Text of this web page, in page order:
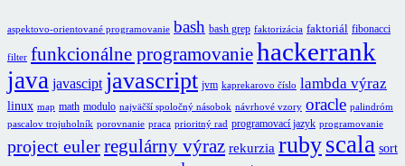
aspektovo-orientované programovanie bash bash grep faktorizácia faktoriál fibonacci
filter funkcionálne programovaniehackerrank
java javascipt javascript jvm kaprekarovo číslo lambda výraz
linux map math modulo najväčší spoločný násobok návrhové vzory oracle palindróm
pascalov trojuholník porovnanie praca prioritný rad programovací jazyk programovanie
project eulerregulárny výraz rekurzia rubyscala sort